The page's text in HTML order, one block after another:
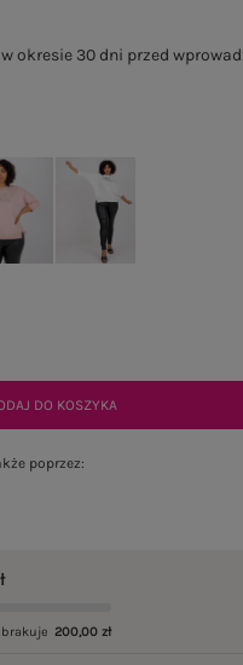
okresie 30 dni przed
DO KOSZYKA
poprzez:
200,00 zł